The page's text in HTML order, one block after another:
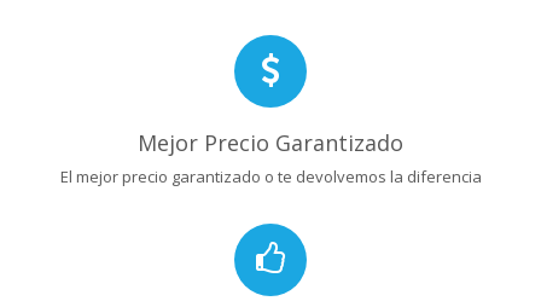
Mejor Precio Garantizado
El mejor precio garantizado o te devolvemos la diferencia